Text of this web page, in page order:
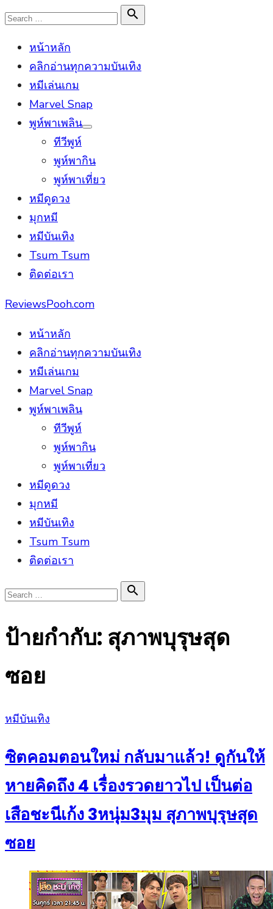
Skip
content
Search

Search
หน้าหลัก
คลิกอ่านทุกความบันเทิง
หมีเล่นเกม
Marvel Snap
พูห์พาเพลิน
Show
ทีวีพูห์
พูห์พากิน
พูห์พาเที่ยว
หมีดูดวง
มุกหมี
หมีบันเทิง
Tsum Tsum
ติดต่อเรา
ReviewsPooh.com
หน้าหลัก
คลิกอ่านทุกความบันเทิง
หมีเล่นเกม
Marvel Snap
พูห์พาเพลิน
ทีวีพูห์
พูห์พากิน
พูห์พาเที่ยว
หมีดูดวง
มุกหมี
หมีบันเทิง
Tsum Tsum
ติดต่อเรา
Search

Search
ป้ายกำกับ: สุภาพบุรุษสุด
ซอย
Posted
หมีบันเทิง
ซิตคอมตอนใหม่ กลับมาแล้ว! ดูกันให้
หายคิดถึง 4 เรื่องรวดยาวไป เป็นต่อ
เสือชะนีเก้ง 3หนุ่ม3มุม สุภาพบุรุษสุด
ซอย